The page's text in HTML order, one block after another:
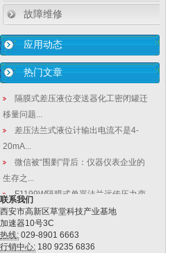
故障维修
应用动态
热门文章
隔膜式差压液位变送器化工密闭罐迁
移量问题...
差压法兰式液位计输出电流不是4-
20mA...
微信被“围剿”背后：仪器仪表企业的
生存之...
F1199W隔膜式单平法兰远传压力变
送器...
智能液位变送器应用_垃圾热电供应坎
坷，引...
联系我们
西安市高新区草堂科技产业基地
加速器10号3C
热线: 029-8901 6663
行销中心: 180 9235 6836